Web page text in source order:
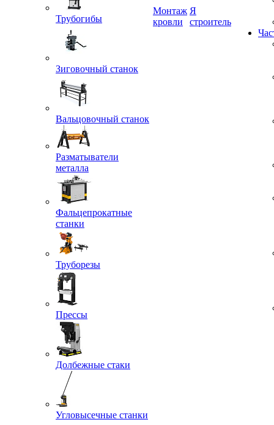
Трубогибы
Зиговочный станок
Вальцовочный станок
Разматыватели
металла
Фальцепрокатные
станки
Труборезы
Прессы
Долбежные стаки
Угловысечные станки